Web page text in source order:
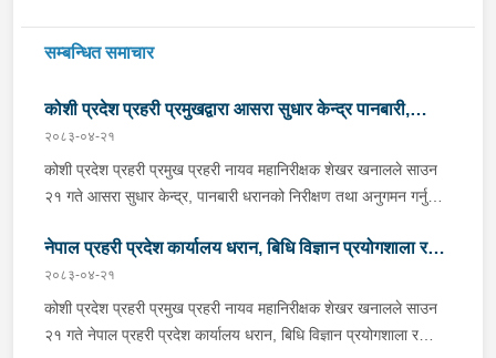
सम्बन्धित समाचार
कोशी प्रदेश प्रहरी प्रमुखद्वारा आसरा सुधार केन्द्र पानबारी,
धरानको निरीक्षण
२०८३-०४-२१
कोशी प्रदेश प्रहरी प्रमुख प्रहरी नायव महानिरीक्षक शेखर खनालले साउन
२१ गते आसरा सुधार केन्द्र, पानबारी धरानको निरीक्षण तथा अनुगमन गर्नुको
निर्देशनको क्रममा वँहाले मानवीय, मर्यादित, सम्मानजनक र सहानुभूतिपूर्ण
व्यवहारले उपचार पद्दतिलाई सहज बनाई समाजमा पुनःस्थापनाको बातावरण
श्रृजना गर्न महत्वपूर्ण भुमिका निर्वाह गर्ने हुँदा सुधार केन्द्रमा रहेका
सुधारार्थीहरुको शारीरिक तथा मानसिक तन्दुरुस्ती राख्न बिभिन्न खेलकुदका
नेपाल प्रहरी प्रदेश कार्यालय धरान, बिधि विज्ञान प्रयोगशाला र
केनाईन शाखाको निरीक्षण तथा अनुगमन
२०८३-०४-२१
कोशी प्रदेश प्रहरी प्रमुख प्रहरी नायव महानिरीक्षक शेखर खनालले साउन
२१ गते नेपाल प्रहरी प्रदेश कार्यालय धरान, बिधि विज्ञान प्रयोगशाला र